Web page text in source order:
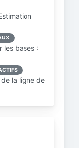
les bases :
de la ligne de